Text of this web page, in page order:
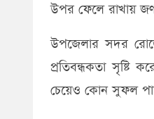
উপর ফেলে রাখায়
উপজেলার সদর রোডে
প্রতিবন্ধকতা সৃষ্টি
চেয়েও কোন সুফল